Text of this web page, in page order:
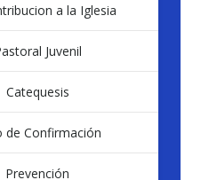
a la Iglesia
Juvenil
Catequesis
de Confirmación
Prevención